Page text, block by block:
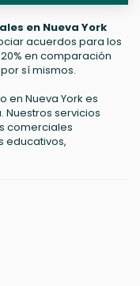
en Nueva York
acuerdos para los
en comparación
sí mismos.
en Nueva York es
Nuestros servicios
comerciales
educativos,